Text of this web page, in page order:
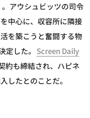
。アウシュビッツの司令
中心に、収容所に隣接
を築こうと奮闘する物
定した。 Screen Daily
約も締結され、ハピネ
したとのことだ。